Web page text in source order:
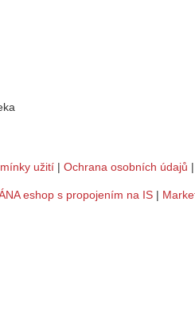
užití | Ochrana osobních údajů
eshop s propojením na IS |